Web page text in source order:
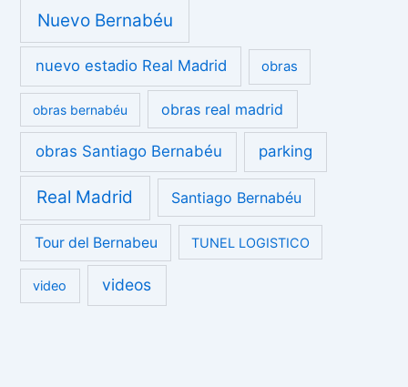
Nuevo Bernabéu
nuevo estadio Real Madrid obras
obras bernabéu obras real madrid
obras Santiago Bernabéu parking
Real Madrid Santiago Bernabéu
Tour del Bernabeu TUNEL LOGISTICO
video videos